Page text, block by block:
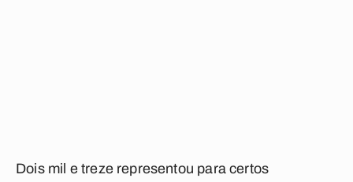
Dois mil e treze representou para certos